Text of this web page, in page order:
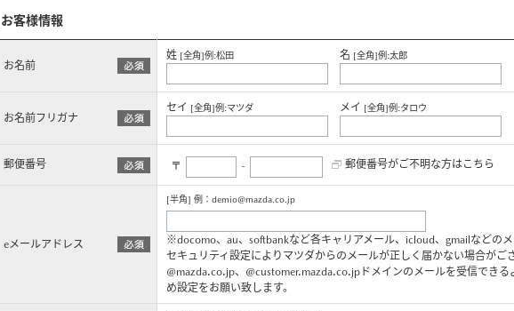
お客様情報
お名前
姓 [全角]例:松田 名 [全角]例:太郎
お名前フリガナ
セイ [全角]例:マツダ メイ [全角]例:タロウ
郵便番号 〒 - 郵便番号がご不明な方はこちら
eメールアドレス
[半角] 例：demio@mazda.co.jp
※docomo、au、softbankなど各キャリアメール、icloud、gmailなどの
セキュリティ設定によりマツダからのメールが正しく届かない場合がござ
@mazda.co.jp、@customer.mazda.co.jpドメインのメールを受信できる
め設定をお願い致します。